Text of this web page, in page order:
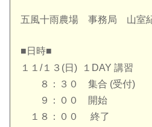
五風十雨農場 事務局 山室
■日時■
１１/１３(日) １DAY 講習
８：３０ 集合 (受付)
９：００ 開始
１８：００ 終了